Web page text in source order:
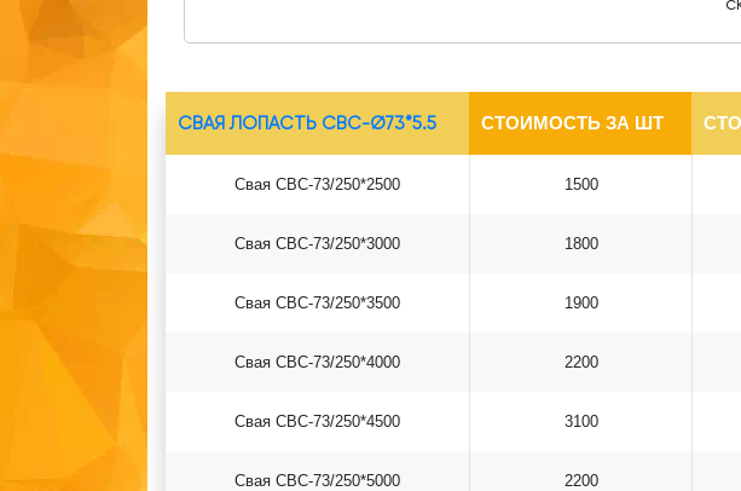
СВАЯ ЛОПАСТЬ СВС-Ø73*5.5 СТОИМОСТЬ ЗА ШТ
Свая СВС-73/250*2500 1500
Свая СВС-73/250*3000 1800
Свая СВС-73/250*3500 1900
Свая СВС-73/250*4000 2200
Свая СВС-73/250*4500 3100
Свая СВС-73/250*5000 2200